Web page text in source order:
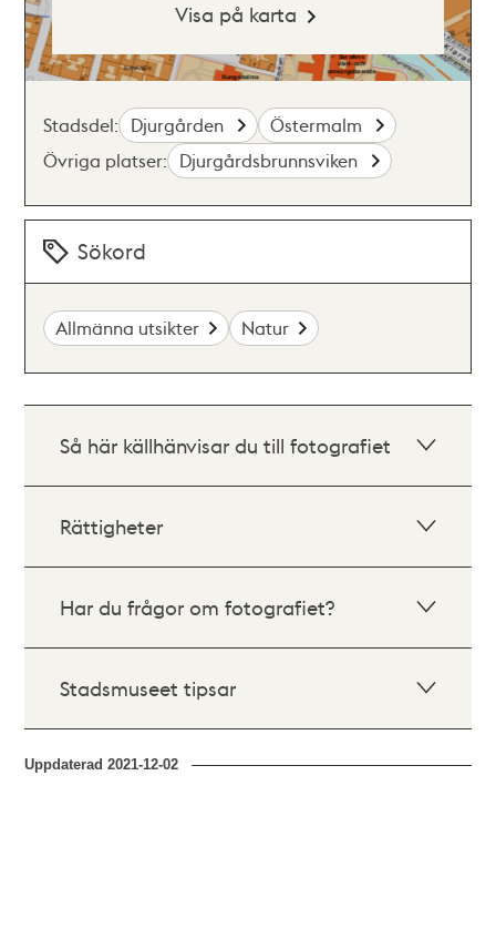
Visa på karta
Stadsdel: Djurgården
Östermalm
Övriga platser: Djurgårdsbrunnsviken
Sökord
Allmänna utsikter Natur
Så här källhänvisar du till fotografiet
Rättigheter
Har du frågor om fotografiet?
Stadsmuseet tipsar
Uppdaterad2021-12-02